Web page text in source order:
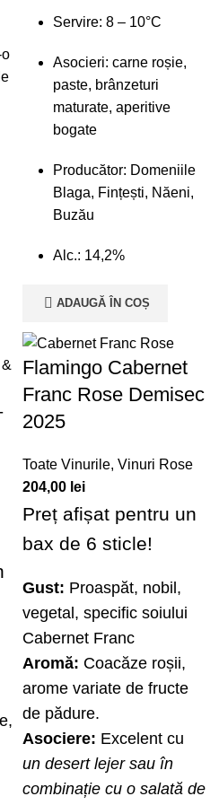
Servire: 8 – 10°C
Asocieri: carne roșie,
paste, brânzeturi
maturate, aperitive
bogate
Producător: Domeniile
Blaga, Fințești, Năeni,
Buzău
Alc.: 14,2%
ADAUGĂ ÎN COȘ
Flamingo Cabernet
Franc Rose Demisec
2025
Toate Vinurile, Vinuri Rose
204,00 lei
Preț afișat pentru un
bax de 6 sticle!
Gust: Proaspăt, nobil,
vegetal, specific soiului
Cabernet Franc
Aromă: Coacăze roșii,
arome variate de fructe
de pădure.
Asociere: Excelent cu
un desert lejer sau în
combinație cu o salată de